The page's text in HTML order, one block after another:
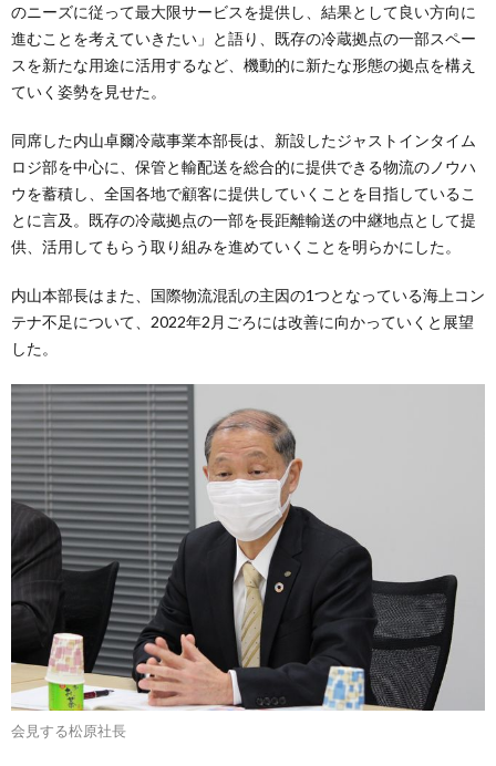
のニーズに従って最大限サービスを提供し、結果として良い方向に
進むことを考えていきたい」と語り、既存の冷蔵拠点の一部スペー
スを新たな用途に活用するなど、機動的に新たな形態の拠点を構え
ていく姿勢を見せた。
同席した内山卓爾冷蔵事業本部長は、新設したジャストインタイム
ロジ部を中心に、保管と輸配送を総合的に提供できる物流のノウハ
ウを蓄積し、全国各地で顧客に提供していくことを目指しているこ
とに言及。既存の冷蔵拠点の一部を長距離輸送の中継地点として提
供、活用してもらう取り組みを進めていくことを明らかにした。
内山本部長はまた、国際物流混乱の主因の1つとなっている海上コン
テナ不足について、2022年2月ごろには改善に向かっていくと展望
した。
会見する松原社長